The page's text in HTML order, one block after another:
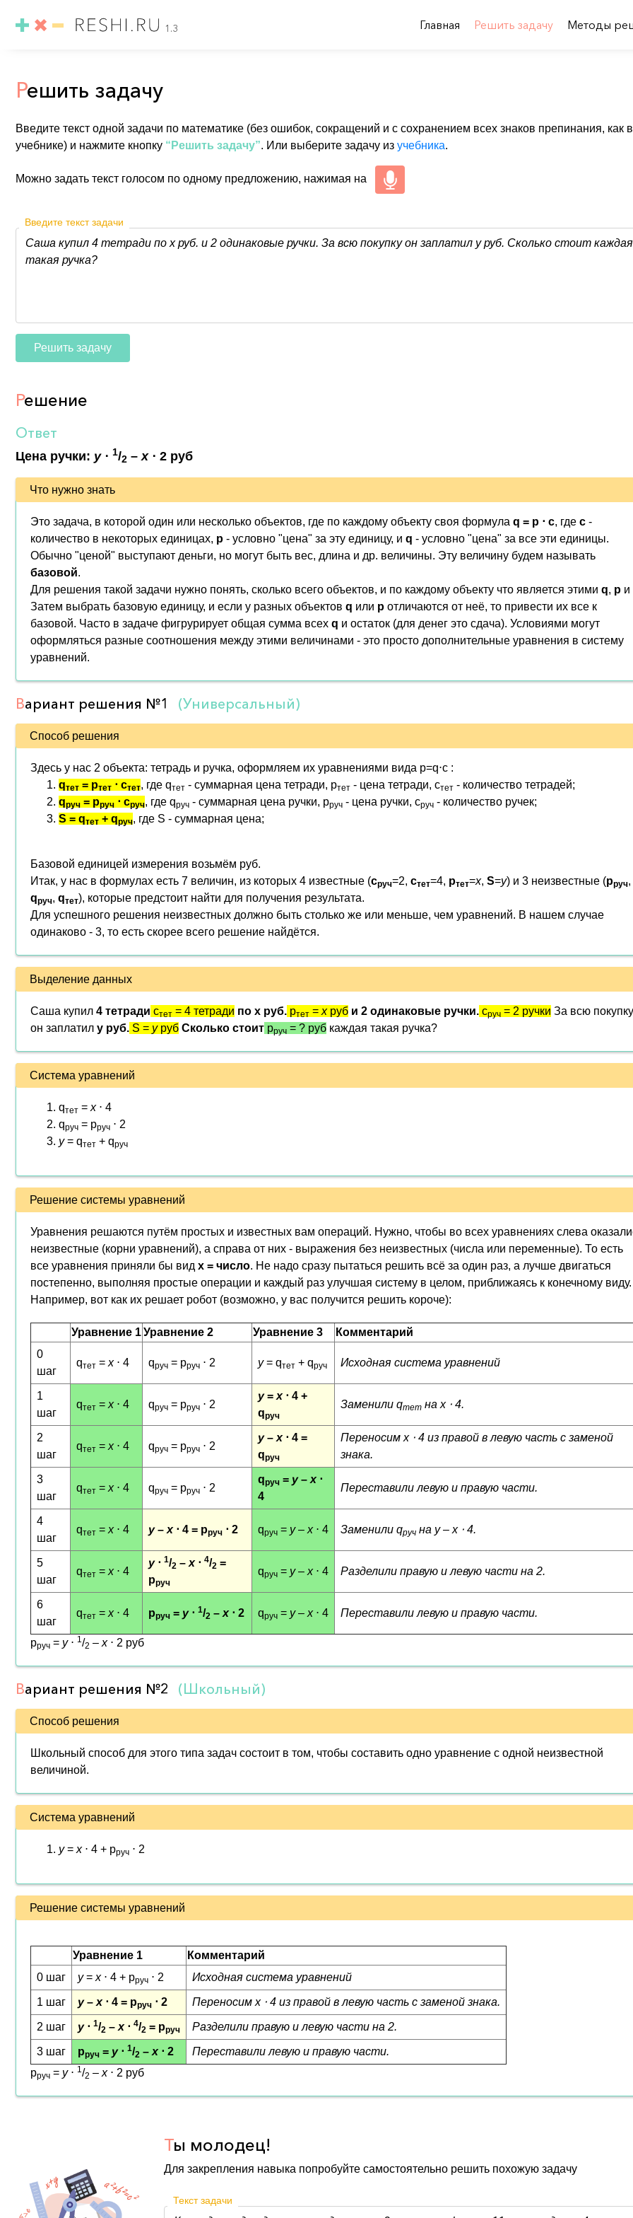
1.3 Главная Решить задачу Методы
Решить задачу
Введите текст одной задачи по математике (без ошибок, сокращений и с сохранением всех знаков препинания, как в
учебнике) и нажмите кнопку “Решить задачу”. Или выберите задачу из учебника.
Можно задать текст голосом по одному предложению, нажимая на
Введите текст задачи
Решить задачу
Решение
Ответ
Цена ручки: y⋅ 1/2 –x⋅ 2 руб
Что нужно знать
Это задача, в которой один или несколько объектов, где по каждому объекту своя формула q = p ⋅ c, где c -
количество в некоторых единицах, p - условно "цена" за эту единицу, и q - условно "цена" за все эти единицы.
Обычно "ценой" выступают деньги, но могут быть вес, длина и др. величины. Эту величину будем называть
базовой.
Для решения такой задачи нужно понять, сколько всего объектов, и по каждому объекту что является этими q, p и
Затем выбрать базовую единицу, и если у разных объектов q или p отличаются от неё, то привести их все к
базовой. Часто в задаче фигрурирует общая сумма всех q и остаток (для денег это сдача). Условиями могут
оформляться разные соотношения между этими величинами - это просто дополнительные уравнения в систему
уравнений.
Вариант решения №1 (Универсальный)
Способ решения
Здесь у нас 2 объекта: тетрадь и ручка, оформляем их уравнениями вида p=q⋅c :
qтет = pтет ⋅ cтет, где qтет - суммарная цена тетради, pтет - цена тетради, cтет - количество тетрадей;
qруч = pруч ⋅ cруч, где qруч - суммарная цена ручки, pруч - цена ручки, cруч - количество ручек;
S = qтет + qруч, где S - суммарная цена;
Базовой единицей измерения возьмём руб.
Итак, у нас в формулах есть 7 величин, из которых 4 известные (cруч=2, cтет=4, pтет=x, S=y) и 3 неизвестные (pруч,
qруч, qтет), которые предстоит найти для получения результата.
Для успешного решения неизвестных должно быть столько же или меньше, чем уравнений. В нашем случае
одинаково - 3, то есть скорее всего решение найдётся.
Выделение данных
Саша купил 4 тетради cтет = 4 тетради по x руб. pтет = xруб и 2 одинаковые ручки. cруч = 2 ручки За всю покупку
он заплатил y руб. S = yруб Сколько стоит pруч = ? руб каждая такая ручка?
Система уравнений
qтет = x⋅ 4
qруч = pруч ⋅ 2
y= qтет + qруч
Решение системы уравнений
Уравнения решаются путём простых и известных вам операций. Нужно, чтобы во всех уравнениях слева
неизвестные (корни уравнений), а справа от них - выражения без неизвестных (числа или переменные). То есть
все уравнения приняли бы вид x = число. Не надо сразу пытаться решить всё за один раз, а лучше двигаться
постепенно, выполняя простые операции и каждый раз улучшая систему в целом, приближаясь к конечному виду.
Например, вот как их решает робот (возможно, у вас получится решить короче):
Уравнение 1Уравнение 2 Уравнение 3
Комментарий
0
шаг
qтет = x⋅ 4 qруч = pруч ⋅ 2 y= qтет + qруч Исходная система уравнений
1
шаг
qтет = x⋅ 4 qруч = pруч ⋅ 2
y= x⋅ 4 +
qруч
Заменили qтет на x⋅ 4.
2
шаг
qтет = x⋅ 4 qруч = pруч ⋅ 2
y– x⋅ 4 =
qруч
Переносим x⋅ 4 из правой в левую часть с заменой
знака.
3
шаг
qтет = x⋅ 4 qруч = pруч ⋅ 2
qруч = y– x⋅
4
Переставили левую и правую части.
4
шаг
qтет = x⋅ 4 y– x⋅ 4 = pруч ⋅ 2 qруч = y– x⋅ 4 Заменили qруч на y– x⋅ 4.
5
шаг
qтет = x⋅ 4
y⋅ 1/2 – x⋅ 4/2 =
pруч
qруч = y– x⋅ 4 Разделили правую и левую части на 2.
6
шаг
qтет = x⋅ 4 pруч = y⋅ 1/2 – x⋅ 2 qруч = y– x⋅ 4 Переставили левую и правую части.
pруч = y⋅ 1/2 – x⋅ 2 руб
Вариант решения №2 (Школьный)
Способ решения
Школьный способ для этого типа задач состоит в том, чтобы составить одно уравнение с одной неизвестной
величиной.
Система уравнений
y= x⋅ 4 + pруч ⋅ 2
Решение системы уравнений
Уравнение 1
Комментарий
0 шаг
y= x⋅ 4 + pруч ⋅ 2 Исходная система уравнений
1 шаг y– x⋅ 4 = pруч ⋅ 2 Переносим x⋅ 4 из правой в левую часть с заменой знака.
2 шаг y⋅ 1/2 – x⋅ 4/2 = pруч Разделили правую и левую части на 2.
3 шаг pруч = y⋅ 1/2 – x⋅ 2
Переставили левую и правую части.
pруч = y⋅ 1/2 – x⋅ 2 руб
Ты молодец!
Для закрепления навыка попробуйте самостоятельно решить похожую задачу
Текст задачи